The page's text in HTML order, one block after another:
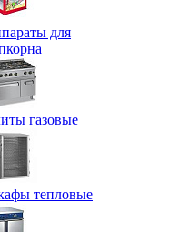
для
газовые
тепловые